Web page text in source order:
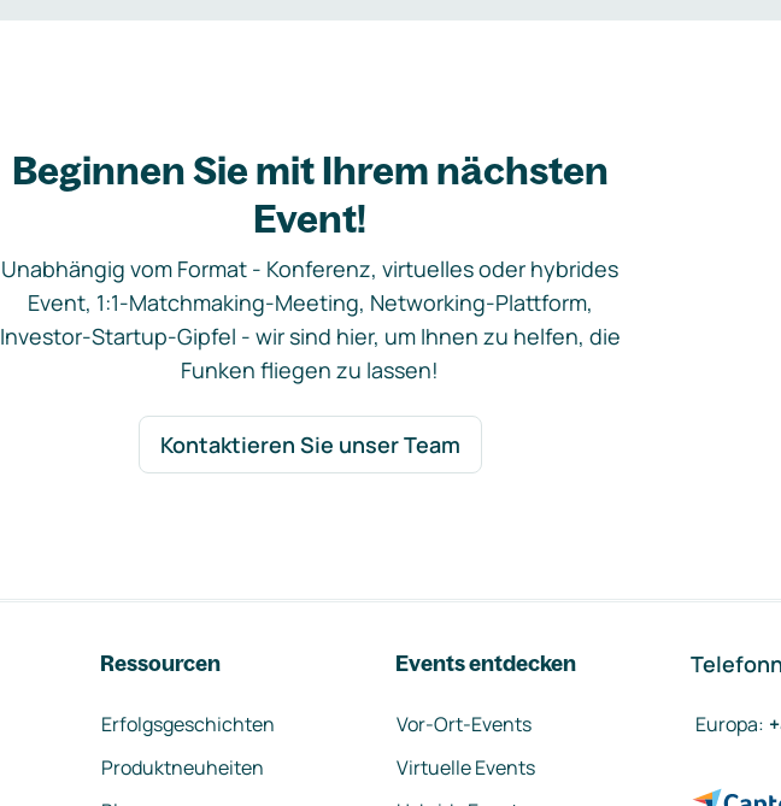
Beginnen Sie mit Ihrem nächsten
Event!
Unabhängig vom Format - Konferenz, virtuelles oder hybrides
Event, 1:1-Matchmaking-Meeting, Networking-Plattform,
Investor-Startup-Gipfel - wir sind hier, um Ihnen zu helfen, die
Funken fliegen zu lassen!
Kontaktieren Sie unser Team
Ressourcen
Erfolgsgeschichten
Produktneuheiten
Events entdecken
Vor-Ort-Events
Virtuelle Events
Europa: